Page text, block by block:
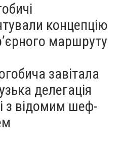
концепцію
маршруту
завітала
делегація
з відомим шеф-